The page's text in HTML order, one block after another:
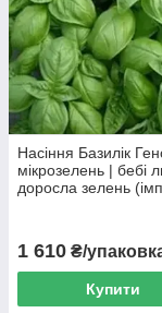
Насіння Базилік
мікрозелень | бебі
доросла зелень
1 610 ₴/
Купити